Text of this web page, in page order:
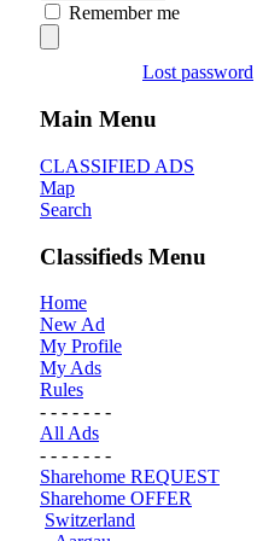
Remember me
Lost password
Main Menu
CLASSIFIED ADS
Map
Search
Classifieds Menu
Home
New Ad
My Profile
My Ads
Rules
- - - - - - -
All Ads
- - - - - - -
Sharehome REQUEST
Sharehome OFFER
Switzerland